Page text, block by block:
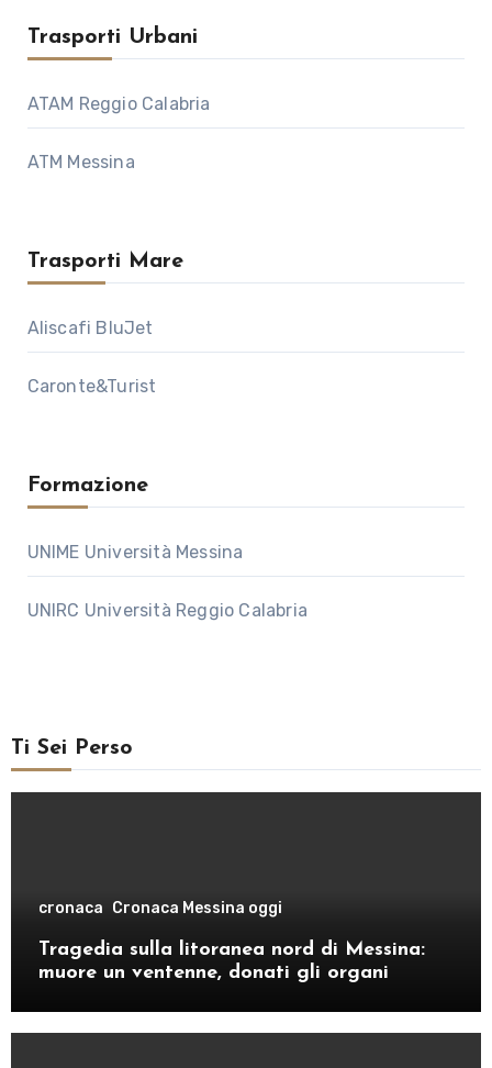
Trasporti Urbani
ATAM Reggio Calabria
ATM Messina
Trasporti Mare
Aliscafi BluJet
Caronte&Turist
Formazione
UNIME Università Messina
UNIRC Università Reggio Calabria
Ti Sei Perso
cronaca Cronaca Messina oggi
Tragedia sulla litoranea nord di Messina:
muore un ventenne, donati gli organi